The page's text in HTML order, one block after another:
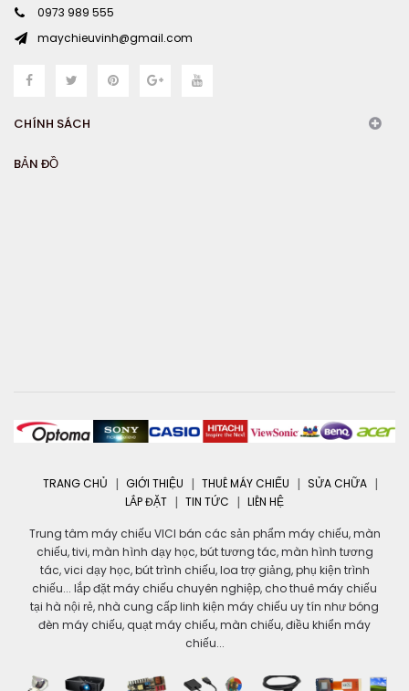
0973 989 555
maychieuvinh@gmail.com
CHÍNH SÁCH
BẢN ĐỒ
TRANG CHỦ GIỚI THIỆU THUÊ MÁY CHIẾU
SỬA CHỮA
LẮP ĐẶT
TIN TỨC LIÊN HỆ
Trung tâm máy chiếu VICI bán các sản phẩm máy chiếu, màn
chiếu, tivi, màn hình dạy học, bút tương tác, màn hình tương
tác, vici dạy học, bút trình chiếu, loa trợ giảng, phụ kiện trình
chiếu... lắp đặt máy chiếu chuyên nghiệp, cho thuê máy chiếu
tại hà nội rẻ, nhà cung cấp linh kiện máy chiếu uy tín như bóng
đèn máy chiếu, quạt máy chiếu, màn chiếu, điều khiển máy
chiếu...